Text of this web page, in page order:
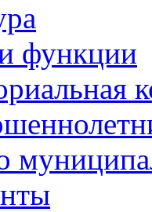
функции